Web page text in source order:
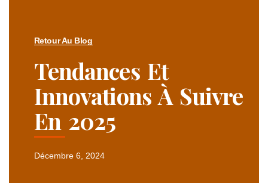
Retour Au Blog
Tendances Et
Innovations À Suivre
En 2025
Décembre 6, 2024